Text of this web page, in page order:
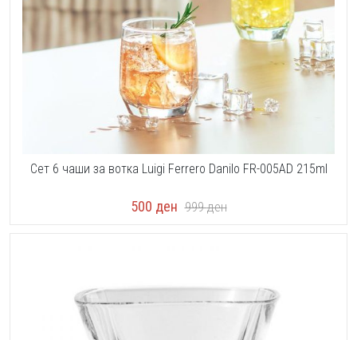
Сет 6 чаши за вотка Luigi Ferrero Danilo FR-005AD 215ml
500 ден 999ден